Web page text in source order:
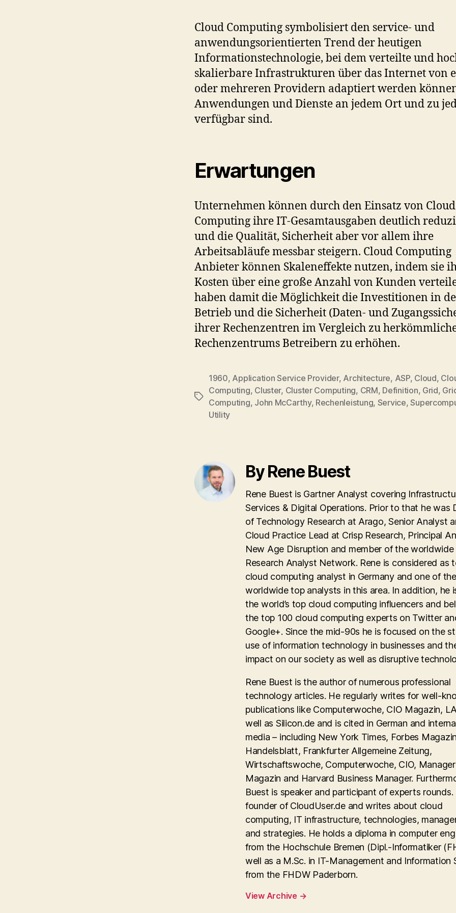
Cloud Computing symbolisiert den service- und
anwendungsorientierten Trend der heutigen
Informationstechnologie, bei dem verteilte und
skalierbare Infrastrukturen über das Internet von
oder mehreren Providern adaptiert werden
Anwendungen und Dienste an jedem Ort und zu
verfügbar sind.
Erwartungen
Unternehmen können durch den Einsatz von Cloud
Computing ihre IT-Gesamtausgaben deutlich
und die Qualität, Sicherheit aber vor allem ihre
Arbeitsabläufe messbar steigern. Cloud Computing
Anbieter können Skaleneffekte nutzen, indem sie
Kosten über eine große Anzahl von Kunden
haben damit die Möglichkeit die Investitionen in
Betrieb und die Sicherheit (Daten- und
ihrer Rechenzentren im Vergleich zu
Rechenzentrums Betreibern zu erhöhen.
Tags
1960, Application Service Provider, Architecture, ASP, Cloud,
Computing, Cluster, Cluster Computing, CRM, Definition, Grid,
Computing, John McCarthy, Rechenleistung, Service,
Utility
By Rene Buest
Rene Buest is Gartner Analyst covering
Services & Digital Operations. Prior to that he was
of Technology Research at Arago, Senior Analyst
Cloud Practice Lead at Crisp Research, Principal
New Age Disruption and member of the worldwide
Research Analyst Network. Rene is considered as
cloud computing analyst in Germany and one of the
worldwide top analysts in this area. In addition, he
the world’s top cloud computing influencers and
the top 100 cloud computing experts on Twitter
Google+. Since the mid-90s he is focused on the
use of information technology in businesses and
impact on our society as well as disruptive
Rene Buest is the author of numerous professional
technology articles. He regularly writes for well-
publications like Computerwoche, CIO Magazin,
well as Silicon.de and is cited in German and
media – including New York Times, Forbes
Handelsblatt, Frankfurter Allgemeine Zeitung,
Wirtschaftswoche, Computerwoche, CIO, Manager
Magazin and Harvard Business Manager.
Buest is speaker and participant of experts rounds.
founder of CloudUser.de and writes about cloud
computing, IT infrastructure, technologies,
and strategies. He holds a diploma in computer
from the Hochschule Bremen (Dipl.-Informatiker
well as a M.Sc. in IT-Management and Information
from the FHDW Paderborn.
View Archive →